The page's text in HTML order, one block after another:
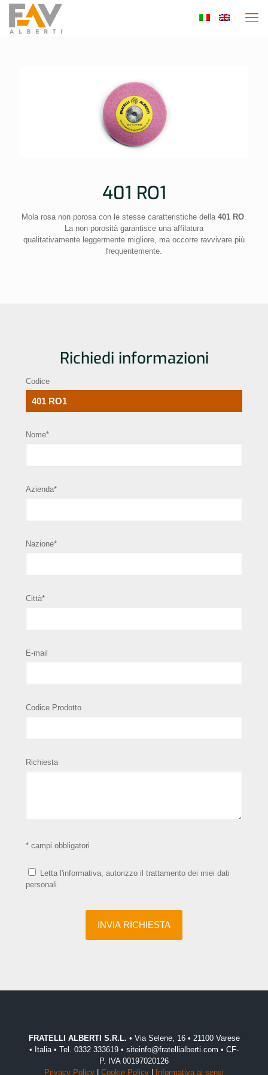
401 RO1
Mola rosa non porosa con le stesse caratteristiche della 401 RO
La non porosità garantisce una affilatura
qualitativamente leggermente migliore, ma occorre ravvivare più
frequentemente.
Richiedi informazioni
Codice
Nome*
Azienda*
Nazione*
Città*
E-mail
Codice Prodotto
Richiesta
* campi obbligatori
Letta l'informativa, autorizzo il trattamento dei miei dati
personali
FRATELLI ALBERTI S.R.L. • Via Selene, 16 • 21100 Varese
• Italia • Tel. 0332 333619 • siteinfo@fratellialberti.com • CF-
P. IVA 00197020126
Privacy Policy
Cookie Policy Informativa ai sensi